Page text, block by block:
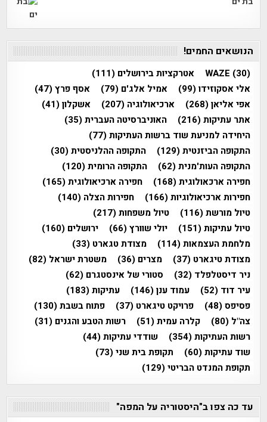
הנושאים החמים!
WAZE (30) אטרקציות בירושלים (111)
אלי אסקוזידו(99) אמיל אלג'ם (79) אסף פרץ(47)
אפי אליאן(268) ארכיאולוגיה (207) אשקלון(41)
אתר עתיקות(216) האוניברסיטה העברית(35)
היחידה למניעת שוד ברשות העתיקות(77)
התקופה הביזנטית(129) התקופה ההלניסטית(30)
התקופה העות'מנית(62) התקופה הרומית(120)
חפירה ארכאולוגית(168) חפירה ארכיאולוגית(165)
חפירות ארכיאולוגיות(166) חפירות הצלה (140)
טיול מורשת(116) טיול משפחות(217)
טיול עתיקות(151) יולי שוורץ(66) ירושלים (160)
מלחמת העצמאות(114) מצודת טגארט (33)
מצודת טיגארט (37) מצרים (36) משטרת ישראל (82)
ניר דיסטלפלד (32) סטורי של אינסטגרם (62)
עיר דוד (52) עמוד ענן(146) עתיקות(183)
פסיפס(48) פרויקט טיגארט (37) פתוח בשבת(130)
צה"ל (80) קלרה עמית(51) רשות הטבע והגנים (31)
רשות העתיקות(354) שודדי עתיקות(44)
שוד עתיקות(60) תקופת בית שני(73)
תקופת המנדט הבריטי(129)
עד כה צפו ב"היסטוריה על המפה"